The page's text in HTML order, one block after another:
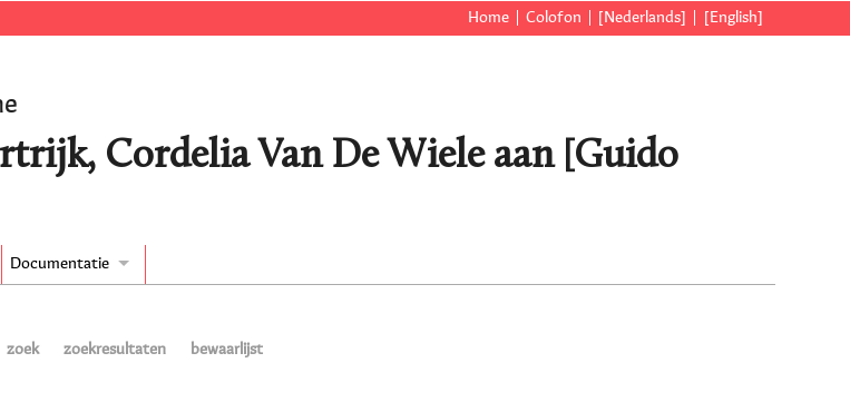
Home Colofon [Nederlands] [English]
Cordelia Van De Wiele aan [Guido
Documentatie
zoek zoekresultaten bewaarlijst